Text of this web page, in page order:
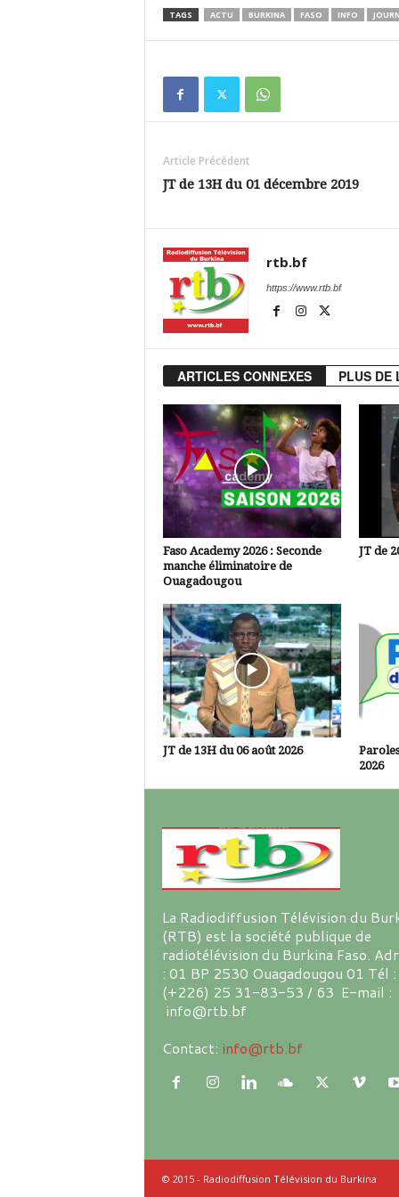
TAGS ACTU BURKINA FASO INFO
Article Précédent
JT de 13H du 01 décembre 2019
rtb.bf
https://www.rtb.bf
ARTICLES CONNEXES PLUS DE
Faso Academy 2026 : Seconde
manche éliminatoire de
Ouagadougou
JT de
JT de 13H du 06 août 2026
2026
La Radiodiffusion Télévision du
(RTB) est la société publique de
radiotélévision du Burkina Faso.
: 01 BP 2530 Ouagadougou 01 Tél :
(+226) 25 31-83-53 / 63 E-mail :
info@rtb.bf
Contact: info@rtb.bf
© 2015 - Radiodiffusion Télévision du Burkina